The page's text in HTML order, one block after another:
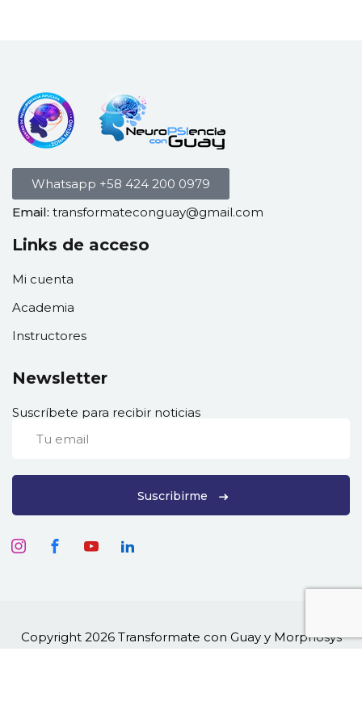
Whatsapp +58 424 200 0979
Email: transformateconguay@gmail.com
Links de acceso
Mi cuenta
Academia
Instructores
Newsletter
Suscríbete para recibir noticias
Suscribirme
Copyright 2026 Transformate con Guay y Morphosys